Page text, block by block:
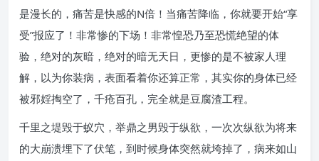
是漫长的，痛苦是快感的N倍！当痛苦降临，你就要开始“享
受”报应了！非常惨的下场！非常惶恐乃至恐慌绝望的体
验，绝对的灰暗，绝对的暗无天日，更惨的是不被家人理
解，以为你装病，表面看着你还算正常，其实你的身体已经
被邪婬掏空了，千疮百孔，完全就是豆腐渣工程。
千里之堤毁于蚁穴，举鼎之男毁于纵欲，一次次纵欲为将来
的大崩溃埋下了伏笔，到时候身体突然就垮掉了，病来如山